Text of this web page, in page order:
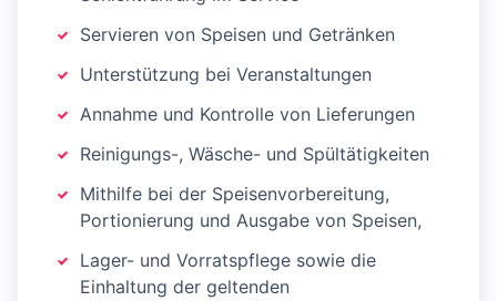
Servieren von Speisen und Getränken
Unterstützung bei Veranstaltungen
Annahme und Kontrolle von Lieferungen
Reinigungs-, Wäsche- und Spültätigkeiten
Mithilfe bei der Speisenvorbereitung,
Portionierung und Ausgabe von Speisen,
Lager- und Vorratspflege sowie die
Einhaltung der geltenden